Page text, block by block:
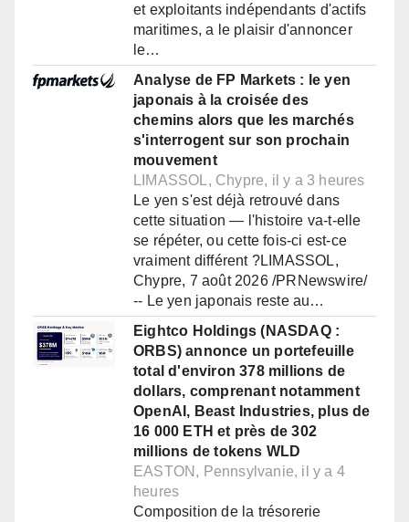
et exploitants indépendants d'actifs
maritimes, a le plaisir d'annoncer
le…
Analyse de FP Markets : le yen
japonais à la croisée des
chemins alors que les marchés
s'interrogent sur son prochain
mouvement
LIMASSOL, Chypre, il y a 3 heures
Le yen s'est déjà retrouvé dans
cette situation — l'histoire va-t-elle
se répéter, ou cette fois-ci est-ce
vraiment différent ?LIMASSOL,
Chypre, 7 août 2026 /PRNewswire/
-- Le yen japonais reste au…
Eightco Holdings (NASDAQ :
ORBS) annonce un portefeuille
total d'environ 378 millions de
dollars, comprenant notamment
OpenAI, Beast Industries, plus de
16 000 ETH et près de 302
millions de tokens WLD
EASTON, Pennsylvanie, il y a 4
heures
Composition de la trésorerie